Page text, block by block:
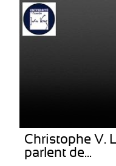
Christophe V.
parlent de...